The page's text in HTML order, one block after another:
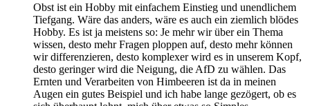
Obst ist ein Hobby mit einfachem Einstieg und unendlichem
Tiefgang. Wäre das anders, wäre es auch ein ziemlich blödes
Hobby. Es ist ja meistens so: Je mehr wir über ein Thema
wissen, desto mehr Fragen ploppen auf, desto mehr können
wir differenzieren, desto komplexer wird es in unserem Kopf,
desto geringer wird die Neigung, die AfD zu wählen. Das
Ernten und Verarbeiten von Himbeeren ist da in meinen
Augen ein gutes Beispiel und ich habe lange gezögert, ob es